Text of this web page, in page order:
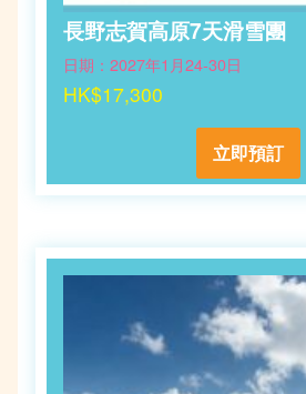
長野志賀高原7天滑雪團
日期：2027年1月24-30日
HK$17,300
立即預訂